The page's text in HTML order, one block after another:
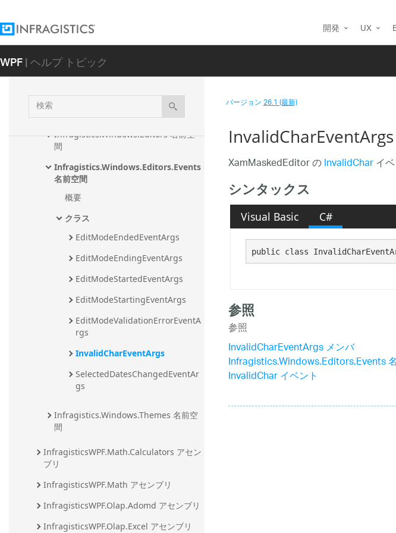
開発 UX
WPF| ヘルプ トピック
検
索
InfragisticsWPF.Documents.TextDocum
InfragisticsWPF.DragDrop アセンブリ
Infragistics.Windows.Automation.Pe
Infragistics.Windows.Editors 名前空
間
Infragistics.Windows.Editors.Events
名前空間
概要
クラス
EditModeEndedEventArgs
EditModeEndingEventArgs
EditModeStartedEventArgs
EditModeStartingEventArgs
EditModeValidationErrorEventA
rgs
InvalidCharEventArgs
SelectedDatesChangedEventAr
gs
Infragistics.Windows.Themes 名前空
間
InfragisticsWPF.Math.Calculators アセン
ブリ
InfragisticsWPF.Math アセンブリ
InfragisticsWPF.Olap.Adomd アセンブリ
InfragisticsWPF.Olap.Excel アセンブリ
バージョン26.1 (最新)
XamMaskedEditor のInvalidCharイベ
シンタックス
Visual Basic C#
public class
参照
参照
InvalidCharEventArgs メンバ
Infragistics.Windows.Editors.Events
InvalidChar イベント